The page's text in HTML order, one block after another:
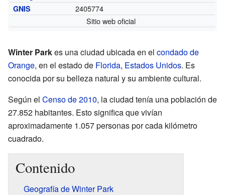
GNIS
2405774
Sitio web oficial
Winter Parkes una ciudad ubicada en el condado de
Orange, en el estado de Florida, Estados Unidos. Es
conocida por su belleza natural y su ambiente cultural.
Según el Censo de 2010, la ciudad tenía una población de
27.852 habitantes. Esto significa que vivían
aproximadamente 1.057 personas por cada kilómetro
cuadrado.
Contenido
Geografía de Winter Park